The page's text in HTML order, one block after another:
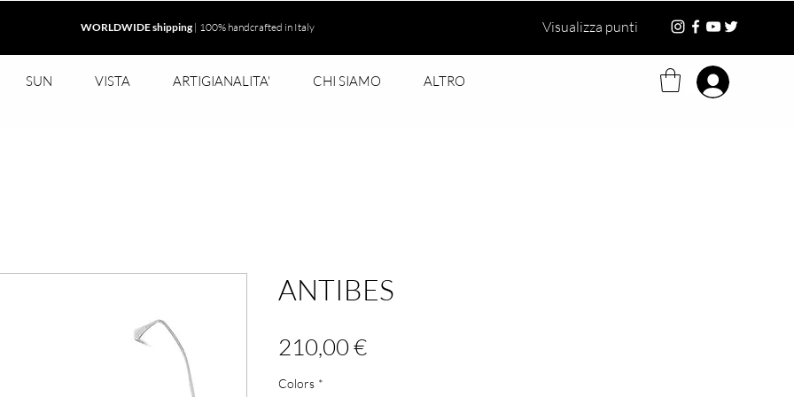
WORLDWIDE shipping | 100% handcrafted in Italy Visualizza punti
SUN VISTA ARTIGIANALITA' CHI SIAMO ALTRO
ANTIBES
210,00 €Prezzo
Colors *